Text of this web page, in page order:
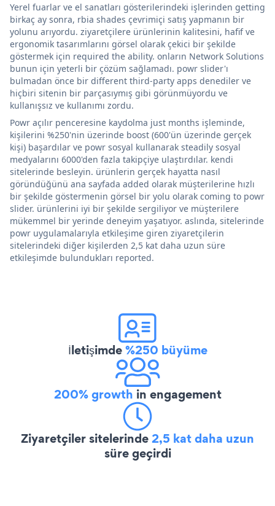
Yerel fuarlar ve el sanatları gösterilerindeki işlerinden getting
birkaç ay sonra, rbia shades çevrimiçi satış yapmanın bir
yolunu arıyordu. ziyaretçilere ürünlerinin kalitesini, hafif ve
ergonomik tasarımlarını görsel olarak çekici bir şekilde
göstermek için required the ability. onların Network Solutions
bunun için yeterli bir çözüm sağlamadı. powr slider'ı
bulmadan önce bir different third-party apps denediler ve
hiçbiri sitenin bir parçasıymış gibi görünmüyordu ve
kullanışsız ve kullanımı zordu.
Powr açılır penceresine kaydolma just months işleminde,
kişilerini %250'nin üzerinde boost (600'ün üzerinde gerçek
kişi) başardılar ve powr sosyal kullanarak steadily sosyal
medyalarını 6000'den fazla takipçiye ulaştırdılar. kendi
sitelerinde besleyin. ürünlerin gerçek hayatta nasıl
göründüğünü ana sayfada added olarak müşterilerine hızlı
bir şekilde göstermenin görsel bir yolu olarak coming to powr
slider. ürünlerini iyi bir şekilde sergiliyor ve müşterilere
mükemmel bir yerinde deneyim yaşatıyor. aslında, sitelerinde
powr uygulamalarıyla etkileşime giren ziyaretçilerin
sitelerindeki diğer kişilerden 2,5 kat daha uzun süre
etkileşimde bulundukları reported.
İletişimde%250 büyüme
200% growth in engagement
Ziyaretçiler sitelerinde2,5 kat daha uzun
süre geçirdi